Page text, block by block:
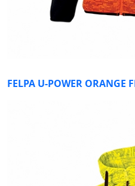
FELPA U-POWER ORANGE